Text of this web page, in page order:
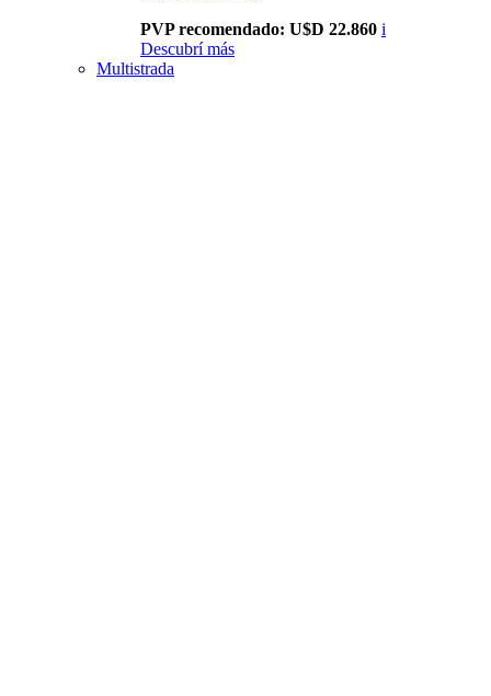
PVP recomendado: U$D 22.860 i
Descubrí más
Multistrada